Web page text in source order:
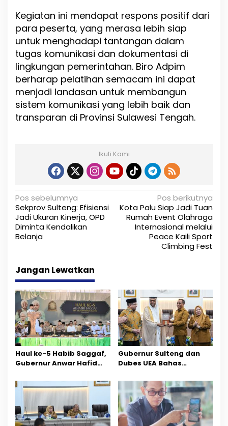
Kegiatan ini mendapat respons positif dari
para peserta, yang merasa lebih siap
untuk menghadapi tantangan dalam
tugas komunikasi dan dokumentasi di
lingkungan pemerintahan. Biro Adpim
berharap pelatihan semacam ini dapat
menjadi landasan untuk membangun
sistem komunikasi yang lebih baik dan
transparan di Provinsi Sulawesi Tengah.
Ikuti Kami
N
a
v
g
a
s
i
p
o
s
Pos sebelumnya
Sekprov Sulteng: Efisiensi
Jadi Ukuran Kinerja, OPD
Diminta Kendalikan
Belanja
Pos berikutnya
Kota Palu Siap Jadi Tuan
Rumah Event Olahraga
Internasional melalui
Peace Kaili Sport
Climbing Fest
Jangan Lewatkan
Haul ke-5 Habib Saggaf,
Gubernur Anwar Hafid
Ilmu dan Pendidikan
Gubernur Sulteng dan
Dubes UEA Bahas
Sektor Jadi Prioritas